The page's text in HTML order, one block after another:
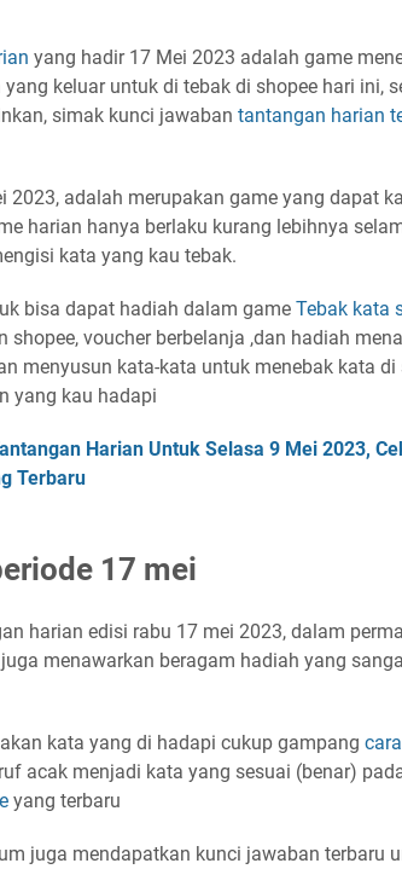
yang hadir 17 Mei 2023 adalah game
keluar untuk di tebak di shopee hari ini,
simak kunci jawaban tantangan harian
2023, adalah merupakan game yang dapat
harian hanya berlaku kurang lebihnya
kata yang kau tebak.
bisa dapat hadiah dalam game Tebak kata
voucher berbelanja ,dan hadiah
menyusun kata-kata untuk menebak kata di
yang kau hadapi
Harian Untuk Selasa 9 Mei 2023,
Terbaru
17 mei
harian edisi rabu 17 mei 2023, dalam
menawarkan beragam hadiah yang
kata yang di hadapi cukup gampang
acak menjadi kata yang sesuai (benar)
yang terbaru
juga mendapatkan kunci jawaban terbaru